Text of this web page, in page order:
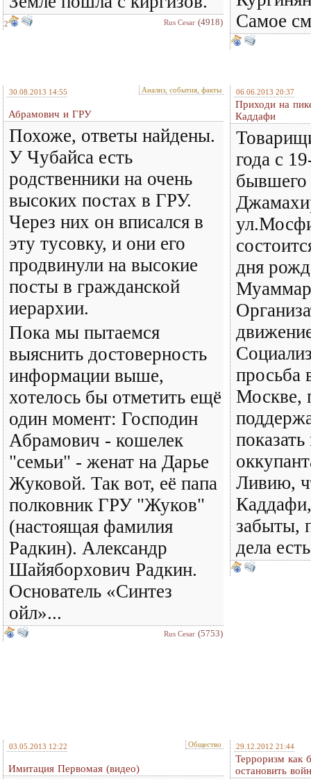
2 Rus Cesar (4918)
Самое
30.08.2013 14:55 Анализ, события, факты
Абрамович и ГРУ
Похоже, ответы найдены.
У Чубайса есть
родственники на очень
высоких постах в ГРУ.
Через них он вписался в
эту тусовку, и они его
продвинули на высокие
посты в гражданской
иерархии.
Пока мы пытаемся
выяснить достоверность
информации выше,
хотелось бы отметить ещё
один момент: Господин
Абрамович - кошелек
"семьи" - женат на Дарье
Жуковой. Так вот, её папа
полковник ГРУ "Жуков"
(настоящая фамилия
Радкин). Александр
Шайяборхович Радкин.
Основатель «Синтез
ойл»...
Rus Cesar (5753)
06.06.2013 20:37
Приходи на
Каддафи
года с
бывшего
дня
просьба
Москве,
Ливию,
забыты,
дела
03.05.2013 12:22 Общество
Имитация Первомая (видео)
29.12.2012 21:44
Терроризм как
остановить